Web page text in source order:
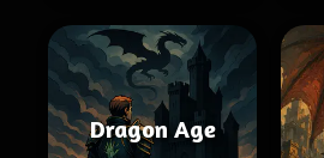
Dragon Age